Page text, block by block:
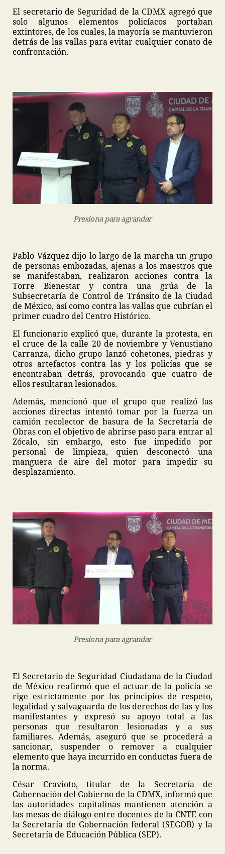
El secretario de Seguridad de la CDMX agregó que
solo algunos elementos policíacos portaban
extintores, de los cuales, la mayoría se mantuvieron
detrás de las vallas para evitar cualquier conato de
confrontación.
Presiona para agrandar
Pablo Vázquez dijo lo largo de la marcha un grupo
de personas embozadas, ajenas a los maestros que
se manifestaban, realizaron acciones contra la
Torre Bienestar y contra una grúa de la
Subsecretaría de Control de Tránsito de la Ciudad
de México, así como contra las vallas que cubrían el
primer cuadro del Centro Histórico.
El funcionario explicó que, durante la protesta, en
el cruce de la calle 20 de noviembre y Venustiano
Carranza, dicho grupo lanzó cohetones, piedras y
otros artefactos contra las y los policías que se
encontraban detrás, provocando que cuatro de
ellos resultaran lesionados.
Además, mencionó que el grupo que realizó las
acciones directas intentó tomar por la fuerza un
camión recolector de basura de la Secretaría de
Obras con el objetivo de abrirse paso para entrar al
Zócalo, sin embargo, esto fue impedido por
personal de limpieza, quien desconectó una
manguera de aire del motor para impedir su
desplazamiento.
Presiona para agrandar
El Secretario de Seguridad Ciudadana de la Ciudad
de México reafirmó que el actuar de la policía se
rige estrictamente por los principios de respeto,
legalidad y salvaguarda de los derechos de las y los
manifestantes y expresó su apoyo total a las
personas que resultaron lesionadas y a sus
familiares. Además, aseguró que se procederá a
sancionar, suspender o remover a cualquier
elemento que haya incurrido en conductas fuera de
la norma.
César Cravioto, titular de la Secretaría de
Gobernación del Gobierno de la CDMX, informó que
las autoridades capitalinas mantienen atención a
las mesas de diálogo entre docentes de la CNTE con
la Secretaría de Gobernación federal (SEGOB) y la
Secretaría de Educación Pública (SEP).